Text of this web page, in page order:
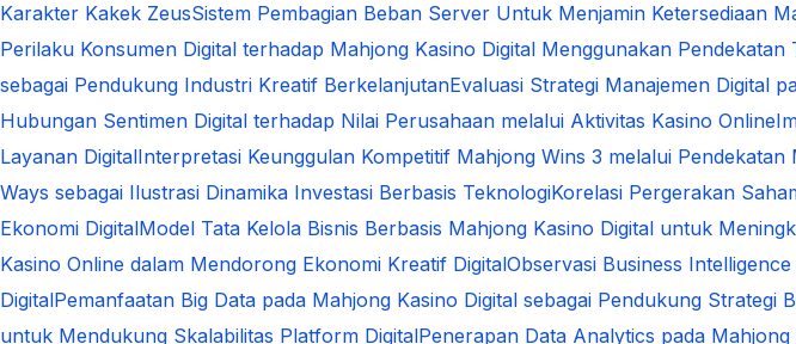
Karakter Kakek ZeusSistem Pembagian Beban Server Untuk Menjamin Ketersediaan
Perilaku Konsumen Digital terhadap Mahjong Kasino Digital Menggunakan
sebagai Pendukung Industri Kreatif BerkelanjutanEvaluasi Strategi Manajemen Digital
Hubungan Sentimen Digital terhadap Nilai Perusahaan melalui Aktivitas Kasino Online
Layanan DigitalInterpretasi Keunggulan Kompetitif Mahjong Wins 3 melalui
Ways sebagai Ilustrasi Dinamika Investasi Berbasis TeknologiKorelasi Pergerakan
Ekonomi DigitalModel Tata Kelola Bisnis Berbasis Mahjong Kasino Digital untuk
Kasino Online dalam Mendorong Ekonomi Kreatif DigitalObservasi Business
DigitalPemanfaatan Big Data pada Mahjong Kasino Digital sebagai Pendukung Strategi
untuk Mendukung Skalabilitas Platform DigitalPenerapan Data Analytics pada